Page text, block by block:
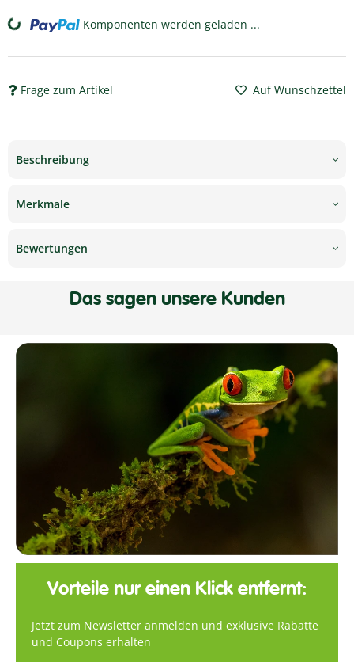
Loading... Komponenten werden geladen ...
Frage zum Artikel Auf Wunschzettel
Beschreibung
Merkmale
Bewertungen
Das sagen unsere Kunden
Vorteile nur einen Klick entfernt:
Jetzt zum Newsletter anmelden und exklusive Rabatte
und Coupons erhalten